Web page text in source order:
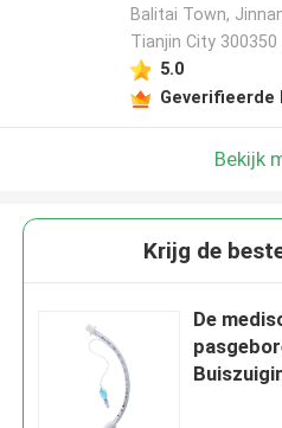
Balitai Town,
Tianjin City 300350
5.0
Geverifieerde
Bekijk
Krijg de
De